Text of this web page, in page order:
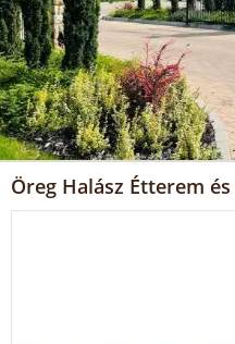
Öreg Halász Étterem